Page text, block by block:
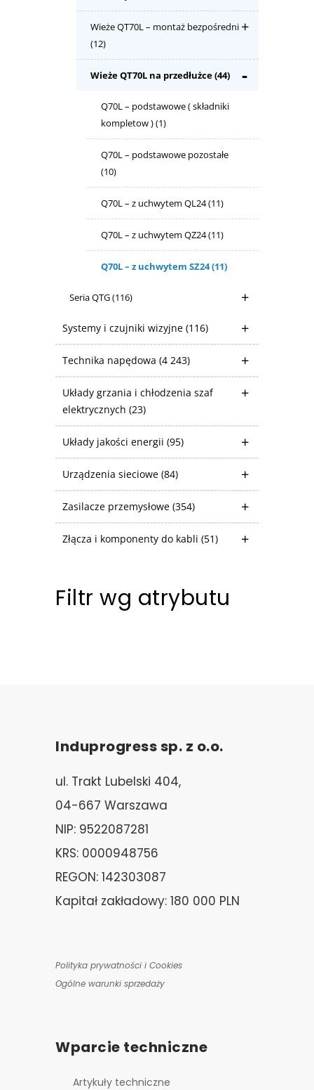
Wieże QT70L – montaż bezpośredni
(12)
Wieże QT70L na przedłużce(44)
Q70L – podstawowe ( składniki
kompletow )(1)
Q70L – podstawowe pozostałe
(10)
Q70L – z uchwytem QL24(11)
Q70L – z uchwytem QZ24(11)
Q70L – z uchwytem SZ24(11)
Seria QTG(116)
Systemy i czujniki wizyjne (116)
Technika napędowa (4 243)
Układy grzania i chłodzenia szaf
elektrycznych (23)
Układy jakości energii (95)
Urządzenia sieciowe (84)
Zasilacze przemysłowe (354)
Złącza i komponenty do kabli (51)
Filtr wg atrybutu
Induprogress sp. z o.o.
ul. Trakt Lubelski 404,
04-667 Warszawa
NIP: 9522087281
KRS: 0000948756
REGON: 142303087
Kapitał zakładowy: 180 000 PLN
Polityka prywatności i Cookies
Ogólne warunki sprzedaży
Wparcie techniczne
Artykuły techniczne